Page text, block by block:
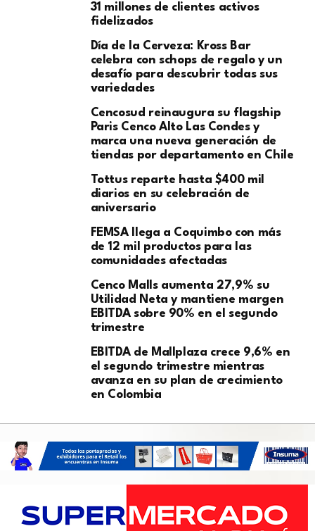
31 millones de clientes activos
fidelizados
Día de la Cerveza: Kross Bar
celebra con schops de regalo y un
desafío para descubrir todas sus
variedades
Cencosud reinaugura su flagship
Paris Cenco Alto Las Condes y
marca una nueva generación de
tiendas por departamento en Chile
Tottus reparte hasta $400 mil
diarios en su celebración de
aniversario
FEMSA llega a Coquimbo con más
de 12 mil productos para las
comunidades afectadas
Cenco Malls aumenta 27,9% su
Utilidad Neta y mantiene margen
EBITDA sobre 90% en el segundo
trimestre
EBITDA de Mallplaza crece 9,6% en
el segundo trimestre mientras
avanza en su plan de crecimiento
en Colombia